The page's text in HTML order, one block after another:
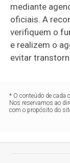
mediante
oficiais. A
verifiquem o
e realizem o
evitar
* O conteúdo de cada
Nos reservamos ao
com o propósito do